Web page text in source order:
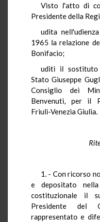
Visto l'atto di
Presidente della
udita
1965 la relazione
Bonifacio;
uditi il sostituto
Stato Giuseppe
Consiglio dei
Benvenuti, per il
Friuli-Venezia Giulia.
1. - Con ricorso
e depositato
costituzionale il
Presidente del
rappresentato e